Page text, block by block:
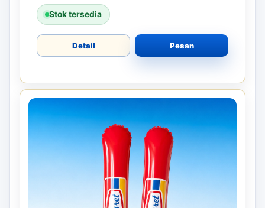
Stok tersedia
Detail Pesan